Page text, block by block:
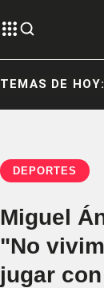
TEMAS DE HOY:
RECITALES
DEPORTES
Miguel
"No
jugar